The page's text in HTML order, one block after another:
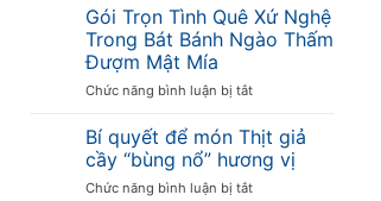
sỉ
số
lượng
mật
tại
Hà
Nội
Gói Trọn Tình Quê Xứ Nghệ
Trong Bát Bánh Ngào Thấm
Đượm Mật Mía
Chức năng bình luận bị tắtở
Trọn
Tình
Quê
Xứ
Bí quyết để món Thịt giả
cầy “bùng nổ” hương vị
Chức năng bình luận bị tắtở